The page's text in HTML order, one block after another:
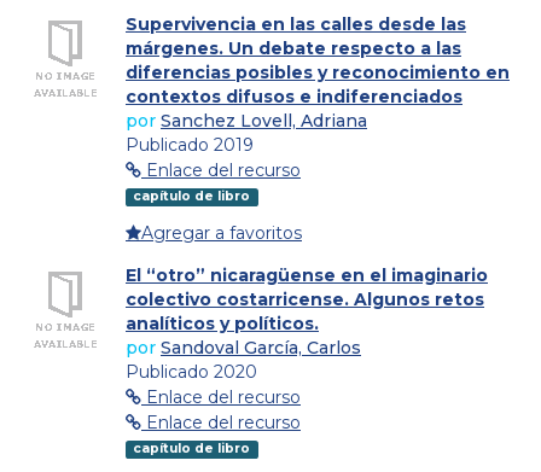
Supervivencia en las calles desde las
márgenes. Un debate respecto a las
diferencias posibles y reconocimiento en
contextos difusos e indiferenciados
por Sanchez Lovell, Adriana
Publicado 2019
Enlace del recurso
capítulo de libro
Agregar a favoritos
El “otro” nicaragüense en el imaginario
colectivo costarricense. Algunos retos
analíticos y políticos.
por Sandoval García, Carlos
Publicado 2020
Enlace del recurso
Enlace del recurso
capítulo de libro